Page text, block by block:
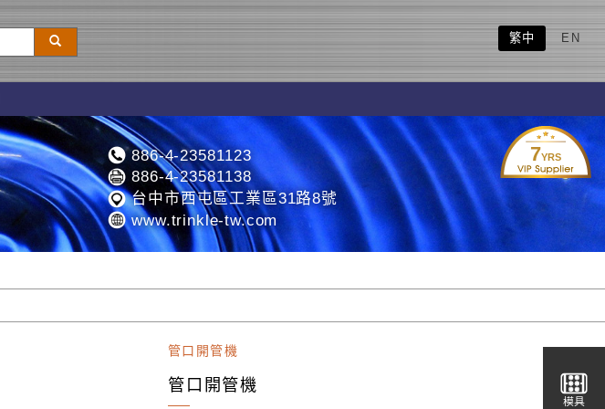
繁中 EN
7YRS
886-4-23581123
886-4-23581138
台中市西屯區工業區31路8號
www.trinkle-tw.com
管口開管機
管口開管機
模具